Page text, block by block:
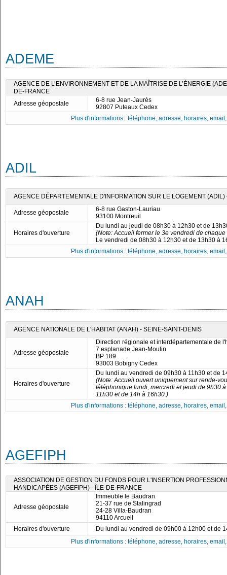
ADEME
AGENCE DE L’ENVIRONNEMENT ET DE LA MAÎTRISE DE L’ÉNERGIE
DE-FRANCE
Adresse géopostale
6-8 rue Jean-Jaurès
92807 Puteaux Cedex
Plus d'informations : téléphone, adresse, horaires,
ADIL
AGENCE DÉPARTEMENTALE D'INFORMATION SUR LE LOGEMENT
Adresse géopostale
6-8 rue Gaston-Lauriau
93100 Montreuil
Horaires d'ouverture
Du lundi au jeudi de 08h30 à 12h30 et de
(Note: Accueil fermer le 3e vendredi de chaque
Le vendredi de 08h30 à 12h30 et de 13h30 à
Plus d'informations : téléphone, adresse, horaires,
ANAH
AGENCE NATIONALE DE L'HABITAT (ANAH) - SEINE-SAINT-DENIS
Adresse géopostale
Direction régionale et interdépartementale de
7 esplanade Jean-Moulin
BP 189
93003 Bobigny Cedex
Horaires d'ouverture
Du lundi au vendredi de 09h30 à 11h30 et de
(Note: Accueil ouvert uniquement sur rende-
téléphonique lundi, mercredi et jeudi de 9h30
11h30 et de 14h à 16h30.)
Plus d'informations : téléphone, adresse, horaires,
AGEFIPH
ASSOCIATION DE GESTION DU FONDS POUR L'INSERTION
HANDICAPÉES (AGEFIPH) - ÎLE-DE-FRANCE
Adresse géopostale
Immeuble le Baudran
21-37 rue de Stalingrad
24-28 Villa-Baudran
94110 Arcueil
Horaires d'ouverture
Du lundi au vendredi de 09h00 à 12h00 et de
Plus d'informations : téléphone, adresse, horaires,